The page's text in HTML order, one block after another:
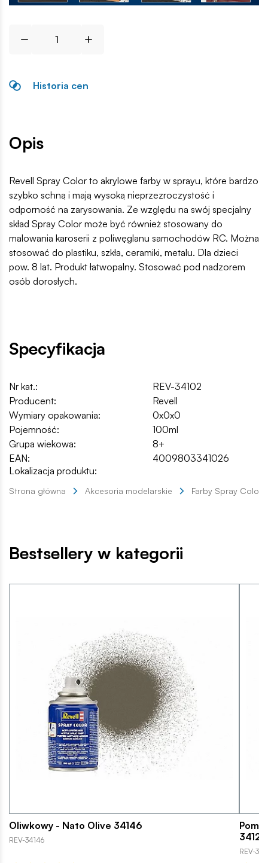
Historia cen
Opis
Revell Spray Color to akrylowe farby w sprayu, które bardzo
szybko schną i mają wysoką nieprzezroczystość i
odporność na zarysowania. Ze względu na swój specjalny
skład Spray Color może być również stosowany do
malowania karoserii z poliwęglanu samochodów RC. Można
stosować do plastiku, szkła, ceramiki, metalu. Dla dzieci
pow. 8 lat. Produkt łatwopalny. Stosować pod nadzorem
osób dorosłych.
Specyfikacja
Nr kat.:
REV-34102
Producent:
Revell
Wymiary opakowania:
0x0x0
Pojemność:
100ml
Grupa wiekowa:
8+
EAN:
4009803341026
Lokalizacja produktu:
Strona główna Akcesoria modelarskie Farby Spray Color
Bestsellery w kategorii
Oliwkowy - Nato Olive 34146
REV-34146
34125
REV-